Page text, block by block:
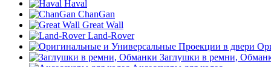
Haval
ChanGan
Great Wall
Land-Rover
Заглушки в ремни,